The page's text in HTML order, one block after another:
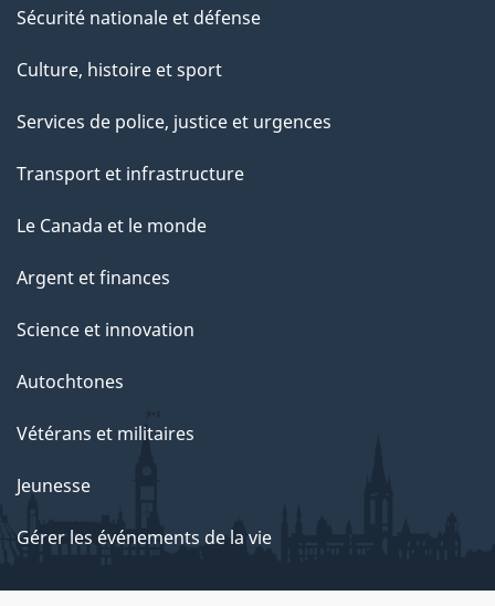
Sécurité nationale et défense
Culture, histoire et sport
Services de police, justice et urgences
Transport et infrastructure
Le Canada et le monde
Argent et finances
Science et innovation
Autochtones
Vétérans et militaires
Jeunesse
Gérer les événements de la vie